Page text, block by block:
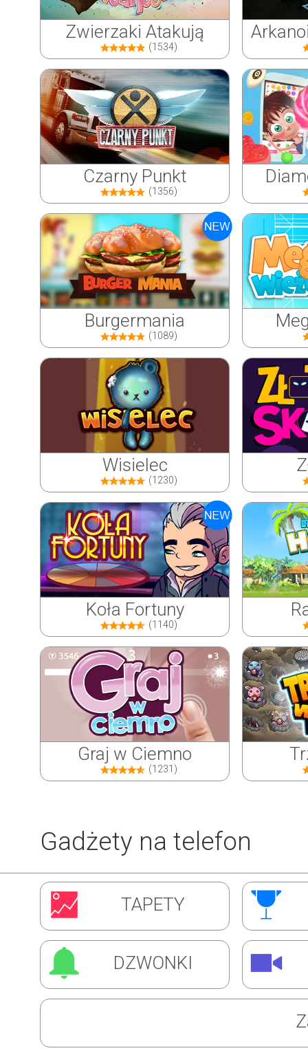
Zwierzaki Atakują
(1534)
Czarny Punkt
(1356)
Burgermania
(1089)
Wisielec
(1230)
Koła Fortuny
(1140)
Graj w Ciemno
(1231)
Inwazja Robali
(1310)
Super Barman
Gadżety na telefon
TAPETY
DZWONKI